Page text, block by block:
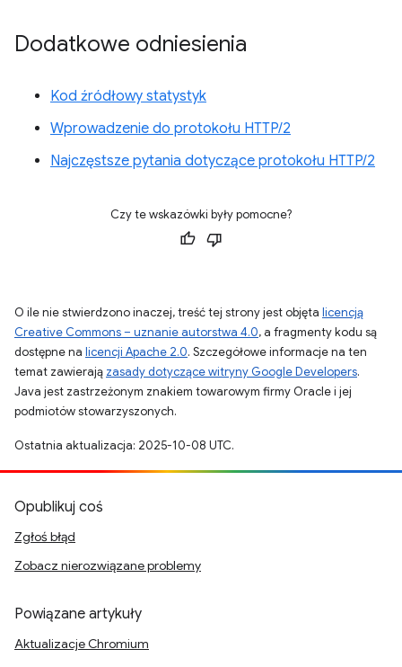
Dodatkowe odniesienia
Kod źródłowy statystyk
Wprowadzenie do protokołu HTTP/2
Najczęstsze pytania dotyczące protokołu HTTP/2
Czy te wskazówki były pomocne?
O ile nie stwierdzono inaczej, treść tej strony jest objęta licencją
Creative Commons – uznanie autorstwa 4.0, a fragmenty kodu są
dostępne na licencji Apache 2.0. Szczegółowe informacje na ten
temat zawierają zasady dotyczące witryny Google Developers.
Java jest zastrzeżonym znakiem towarowym firmy Oracle i jej
podmiotów stowarzyszonych.
Ostatnia aktualizacja: 2025-10-08 UTC.
Opublikuj coś
Zgłoś błąd
Zobacz nierozwiązane problemy
Powiązane artykuły
Aktualizacje Chromium